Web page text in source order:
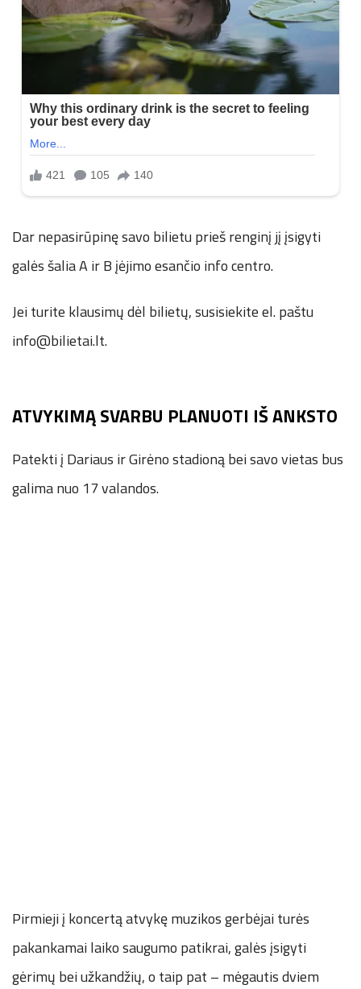
Dar nepasirūpinę savo bilietu prieš renginį jį įsigyti
galės šalia A ir B įėjimo esančio info centro.
Jei turite klausimų dėl bilietų, susisiekite el. paštu
info@bilietai.lt.
ATVYKIMĄ SVARBU PLANUOTI IŠ ANKSTO
Patekti į Dariaus ir Girėno stadioną bei savo vietas bus
galima nuo 17 valandos.
Pirmieji į koncertą atvykę muzikos gerbėjai turės
pakankamai laiko saugumo patikrai, galės įsigyti
gėrimų bei užkandžių, o taip pat – mėgautis dviem